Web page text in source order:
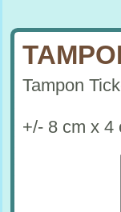
Tampon
+/- 8 cm x 4